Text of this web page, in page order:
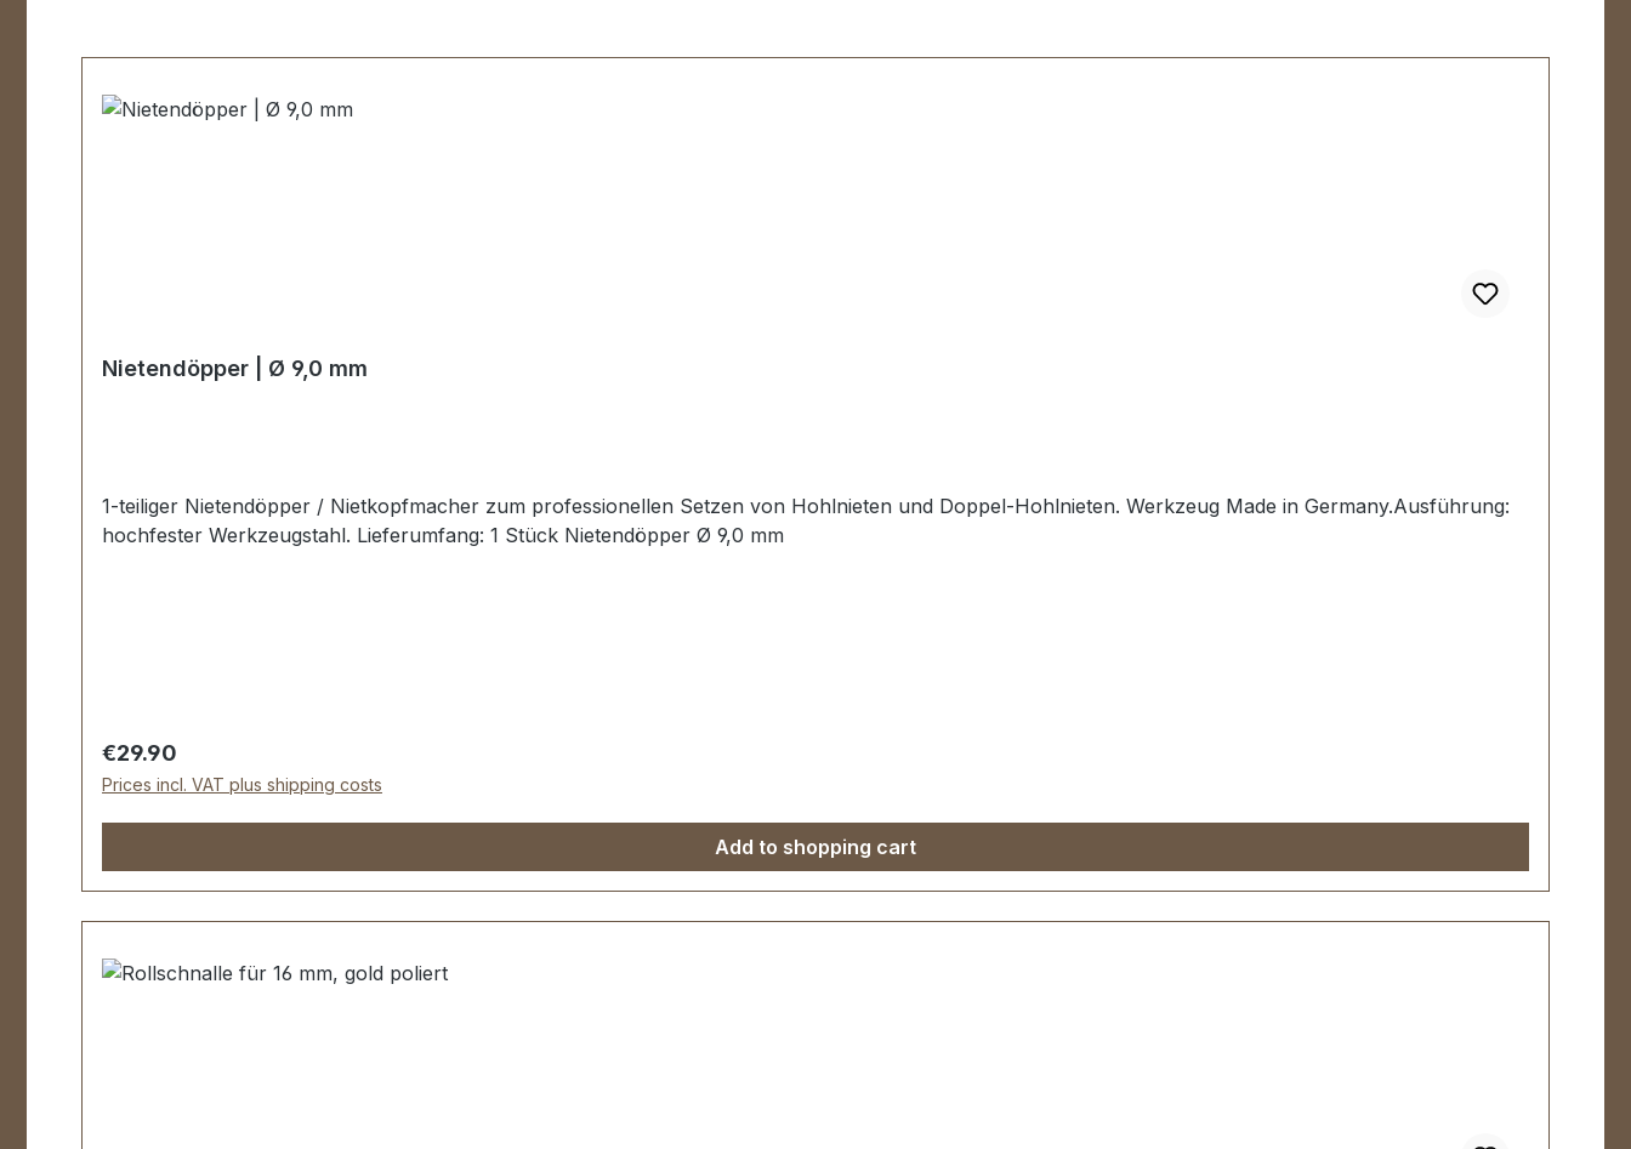
Nietendöpper | Ø 9,0 mm
1-teiliger Nietendöpper / Nietkopfmacher zum professionellen Setzen von Hohlnieten und Doppel-Hohlnieten. Werkzeug Made in Germany.Ausführung:
hochfester Werkzeugstahl. Lieferumfang: 1 Stück Nietendöpper Ø 9,0 mm
Regular price:
€29.90
Prices incl. VAT plus shipping costs
Add to shopping cart